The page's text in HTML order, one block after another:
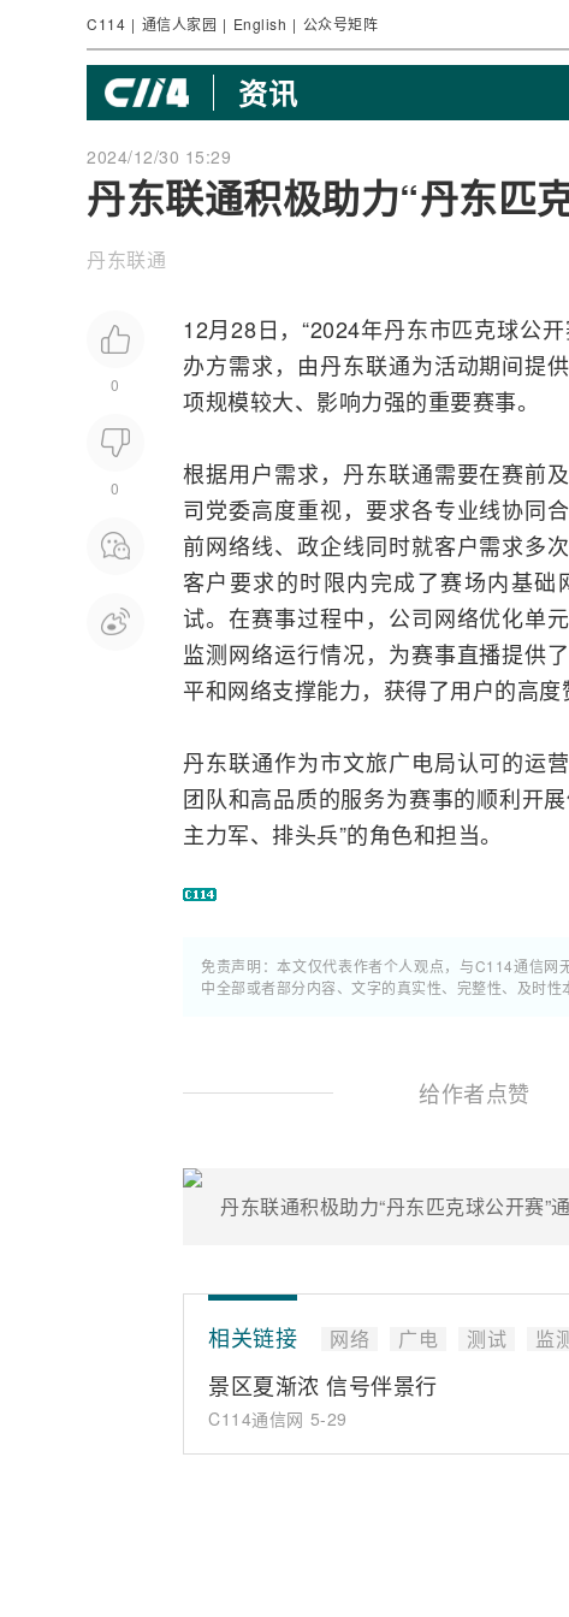
C114 | 通信人家园 | English | 公众号矩阵
资讯
2024/12/30 15:29
丹东联通积极助力“丹东匹
丹东联通
0
0
12月28日，“2024年丹东市匹克球公
办方需求，由丹东联通为活动期间提供
项规模较大、影响力强的重要赛事。
根据用户需求，丹东联通需要在赛前
司党委高度重视，要求各专业线协同
前网络线、政企线同时就客户需求多
客户要求的时限内完成了赛场内基
试。在赛事过程中，公司网络优化单
监测网络运行情况，为赛事直播提供
平和网络支撑能力，获得了用户的高度
丹东联通作为市文旅广电局认可的运
团队和高品质的服务为赛事的顺利开
主力军、排头兵”的角色和担当。
免责声明：本文仅代表作者个人观点，与C114通信
中全部或者部分内容、文字的真实性、完整性、及时
给作者点赞
丹东联通积极助力“丹东匹克球公开赛”
相关链接 网络 广电 测试 监
景区夏渐浓 信号伴景行
C114通信网 5-29